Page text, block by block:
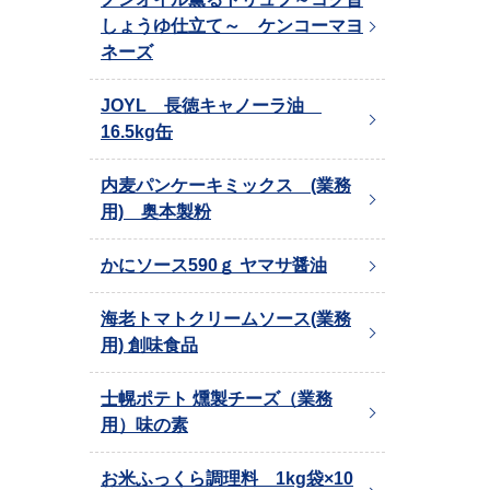
しょうゆ仕立て～ ケンコーマヨ
ネーズ
JOYL 長徳キャノーラ油
16.5kg缶
内麦パンケーキミックス (業務
用) 奥本製粉
かにソース590ｇ ヤマサ醤油
海老トマトクリームソース(業務
用) 創味食品
士幌ポテト 燻製チーズ（業務
用）味の素
お米ふっくら調理料 1kg袋×10